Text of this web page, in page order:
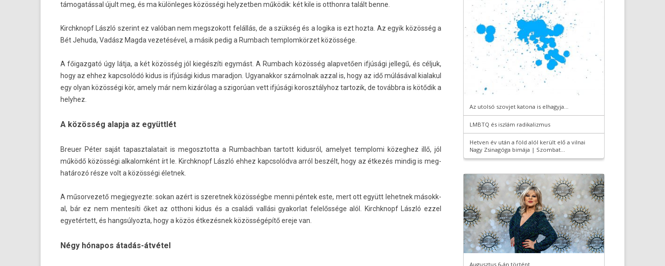
támogatással újult meg, és ma külön­leges közösségi helyzetb­en működik: két kile is otthon­ra talált benne.
Kirchknopf László szerint ez valóban nem megszokott felállás, de a szükség és a logika is ezt hozta. Az egyik közösség a
Bét Jehuda, Vadász Magda vezetésével, a másik pedig a Rum­bach templom­körzet közössége.
A főigaz­gató úgy látja, a két közösség jól kiegészíti egymást. A Rum­bach közösség al­ap­vető­en ifjúsági jel­legű, és céljuk,
hogy az ehhez kapcsolódó kidus is ifjúsági kidus marad­jon. Ugyanak­kor számol­nak azzal is, hogy az idő múlásával kialakul
egy olyan közösségi kör, amely már nem kizárólag a szigorúan vett ifjúsági korosztályhoz tar­tozik, de továbbra is kötődik a
helyhez.
A közösség alapja az együttlét
Breu­er Péter saját tapasztalatait is megosztot­ta a Rum­bachban tar­tott kidus­ról, amelyet templomi közeg­hez illő, jól
működő közösségi al­kalom­ként írt le. Kirchknopf László ehhez kapcsolód­va arról beszélt, hogy az étkezés min­dig is meg­
határozó része volt a közösségi élet­nek.
A műsor­vezető meg­jegyez­te: sokan azért is szeret­nek közösségbe menni péntek este, mert ott együtt lehet­nek másokk­
al, bár ez nem men­tesíti őket az otthoni kidus és a családi vallási gyakor­lat felelőssége alól. Kirchknopf László ezzel
egyetértett, és han­gsúlyoz­ta, hogy a közös étkezésnek közösségépítő ereje van.
Négy hónapos átadás-átvétel